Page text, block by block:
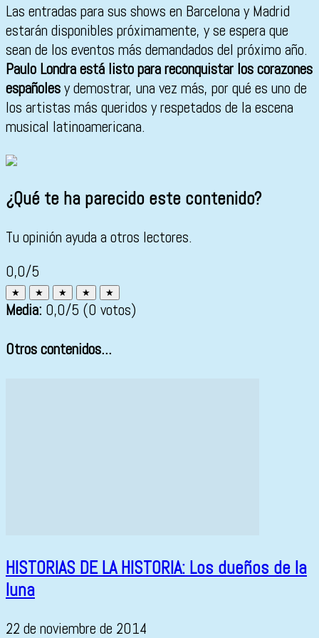
Las entradas para sus shows en Barcelona y Madrid
estarán disponibles próximamente, y se espera que
sean de los eventos más demandados del próximo año.
Paulo Londra está listo para reconquistar los corazones
españolesy demostrar, una vez más, por qué es uno de
los artistas más queridos y respetados de la escena
musical latinoamericana.
¿Qué te ha parecido este contenido?
Tu opinión ayuda a otros lectores.
0,0/5
★ ★ ★ ★ ★
Media: 0,0/5 (0 votos)
Otros contenidos...
HISTORIAS DE LA HISTORIA: Los dueños de la
luna
22 de noviembre de 2014